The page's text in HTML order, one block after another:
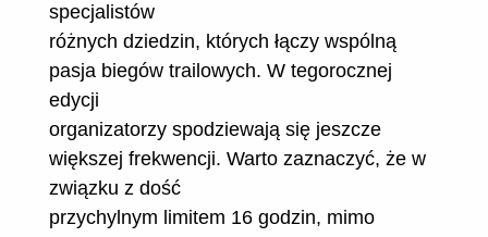
specjalistów
różnych dziedzin, których łączy wspólną
pasja biegów trailowych. W tegorocznej
edycji
organizatorzy spodziewają się jeszcze
większej frekwencji. Warto zaznaczyć, że w
związku z dość
przychylnym limitem 16 godzin, mimo